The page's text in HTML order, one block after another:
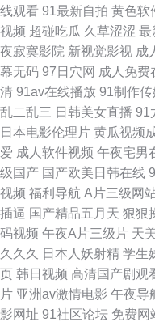
看 日本人人搞人人操 国产人
在线色情2026 91免费视频黑
国产欧美 亚洲金典久久 91熟
国产区性爱在线 韩国av永久无
堂91 伊人成人在线视频 91色色
国产性
线观看 91最新自拍 黄色软
视频 超碰吃瓜 久草涩涩 最
夜寂寞影院 新视觉影视 成
幕无码 97日穴网 成人免费
清 91av在线播放 91制作传
乱二乱三 日韩美女直播 91
日本电影伦理片 黄瓜视频
爱 成人软件视频 午夜宅男
级国产 国产欧美日韩在线
视频 福利导航 A片三级网
插逼 国产精品五月天 狠狠
码视频 午夜A片三级片 天
久久久
日本人妖射精 学生
页 韩日视频 高清国产剧观
片 亚洲av激情电影 午夜导
影网址 91社区论坛 免费网